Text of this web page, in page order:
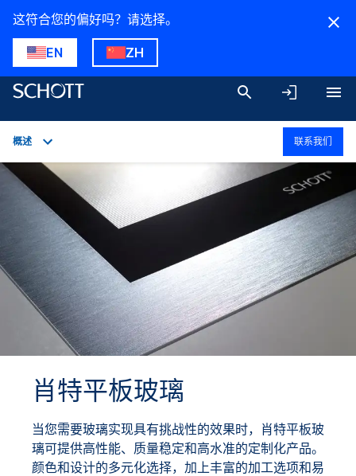
这符合您的偏好吗？请选择。
EN ZH
应用
技术细节
产品类别
下载
概述 联系我们
肖特平板玻璃
当您需要玻璃实现具有挑战性的效果时，肖特平板玻
璃可提供高性能、质量稳定和高水准的定制化产品。
颜色和设计的多元化选择，加上丰富的加工选项和易